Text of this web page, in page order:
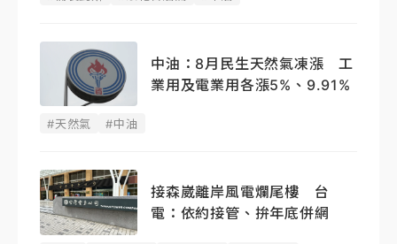
中油：8月民生天然氣凍漲 工
業用及電業用各漲5%、9.91%
#天然氣 #中油
接森崴離岸風電爛尾樓 台
電：依約接管、拚年底併網